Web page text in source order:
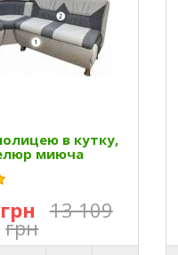
в кутку,
миюча
13 109
грн